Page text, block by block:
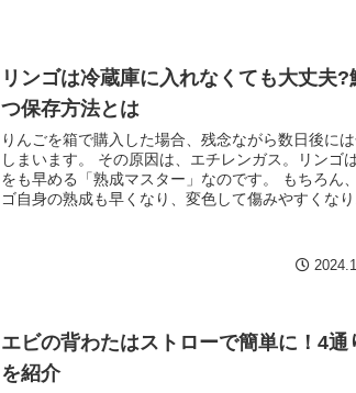
リンゴは冷蔵庫に入れなくても大丈夫
つ保存方法とは
りんごを箱で購入した場合、残念ながら数日後に
しまいます。 その原因は、エチレンガス。リンゴ
をも早める「熟成マスター」なのです。 もちろん
ゴ自身の熟成も早くなり、変色して傷みやすくなり
エビの背わたはストローで簡単に！4通
を紹介